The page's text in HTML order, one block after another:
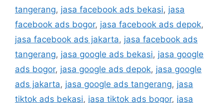
tangerang, jasa facebook ads bekasi, jasa
facebook ads bogor, jasa facebook ads depok,
jasa facebook ads jakarta, jasa facebook ads
tangerang, jasa google ads bekasi, jasa google
ads bogor, jasa google ads depok, jasa google
ads jakarta, jasa google ads tangerang, jasa
tiktok ads bekasi, jasa tiktok ads bogor, jasa